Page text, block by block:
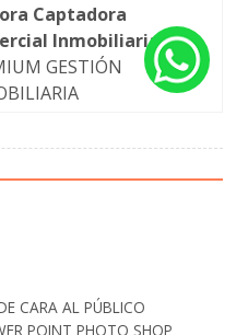
Captadora
Inmobiliaria
GESTIÓN
CARA AL PÚBLICO
POINT PHOTO SHOP